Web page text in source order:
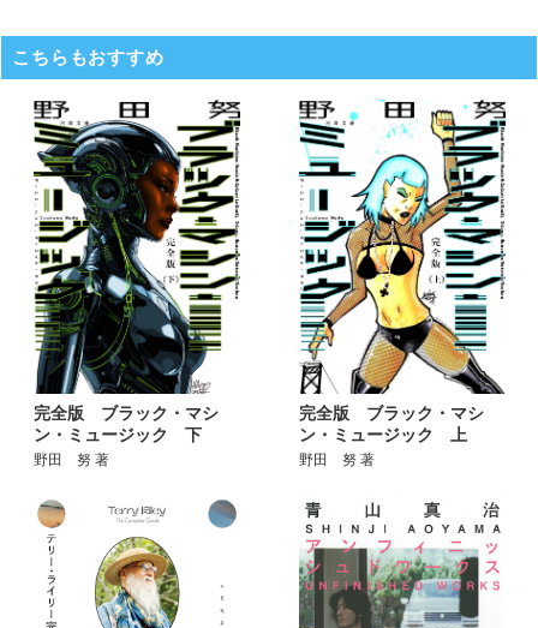
こちらもおすすめ
完全版 ブラック・マシ
ン・ミュージック 下
野田 努 著
完全版 ブラック・マシ
ン・ミュージック 上
野田 努 著